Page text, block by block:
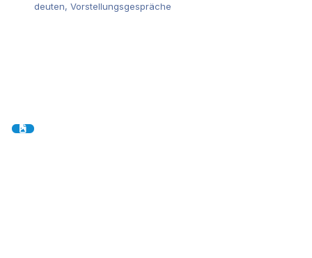
deuten, Vorstellungsgespräche